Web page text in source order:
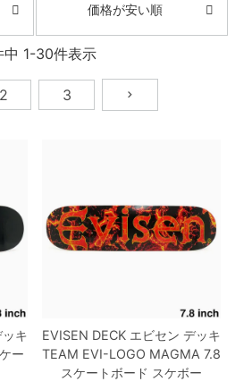
価格が安い順
中 1-30件表示
2 3
キ
ー
EVISEN DECK エビセン デッキ
TEAM EVI-LOGO MAGMA 7.8
スケートボード スケボー
ォーミュラ）
ーエフ）
ザー）
ク・ウィールセット）
者におすすめ）
グ